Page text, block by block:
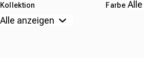
Kollektion Farbe